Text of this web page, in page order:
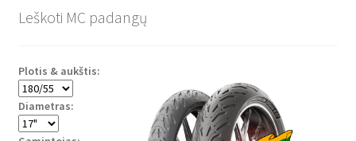
Leškoti MC padangų
Plotis & aukštis:
Diametras: